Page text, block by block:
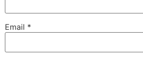
Email *